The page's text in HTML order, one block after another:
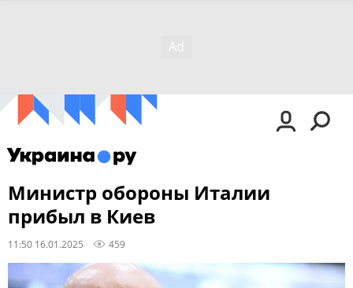
Министр обороны Италии
прибыл в Киев
11:50 16.01.2025 459